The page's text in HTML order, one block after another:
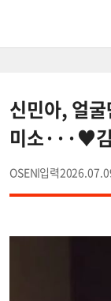
신민아, 얼
미소···♥
OSEN